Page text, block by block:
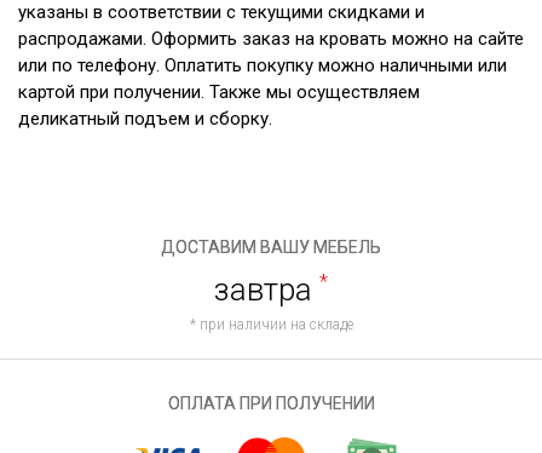
указаны в соответствии с текущими скидками и
распродажами. Оформить заказ на кровать можно на сайте
или по телефону. Оплатить покупку можно наличными или
картой при получении. Также мы осуществляем
деликатный подъем и сборку.
ДОСТАВИМ ВАШУ МЕБЕЛЬ
завтра *
* при наличии на складе
ОПЛАТА ПРИ ПОЛУЧЕНИИ